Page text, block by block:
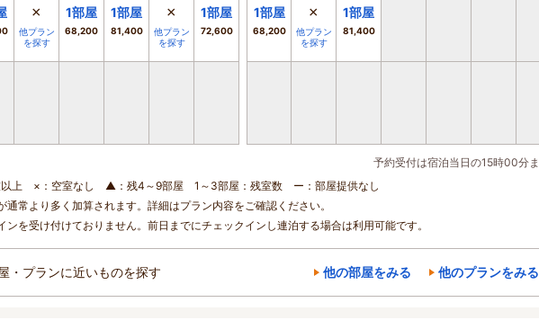
×
他プラン
を探す
1部屋
68,200
1部屋
81,400
×
他プラン
を探す
1部屋
72,600
1部屋
68,200
×
他プラン
を探す
1部屋
81,400
予約受付は宿泊当日の15時00分
以上 ×：空室なし ▲：残4～9部屋 1～3部屋：残室数 ー：部屋提供なし
通常より多く加算されます。詳細はプラン内容をご確認ください。
ンを受け付けておりません。前日までにチェックインし連泊する場合は利用可能です。
・プランに近いものを探す 他の部屋をみる 他のプランをみる